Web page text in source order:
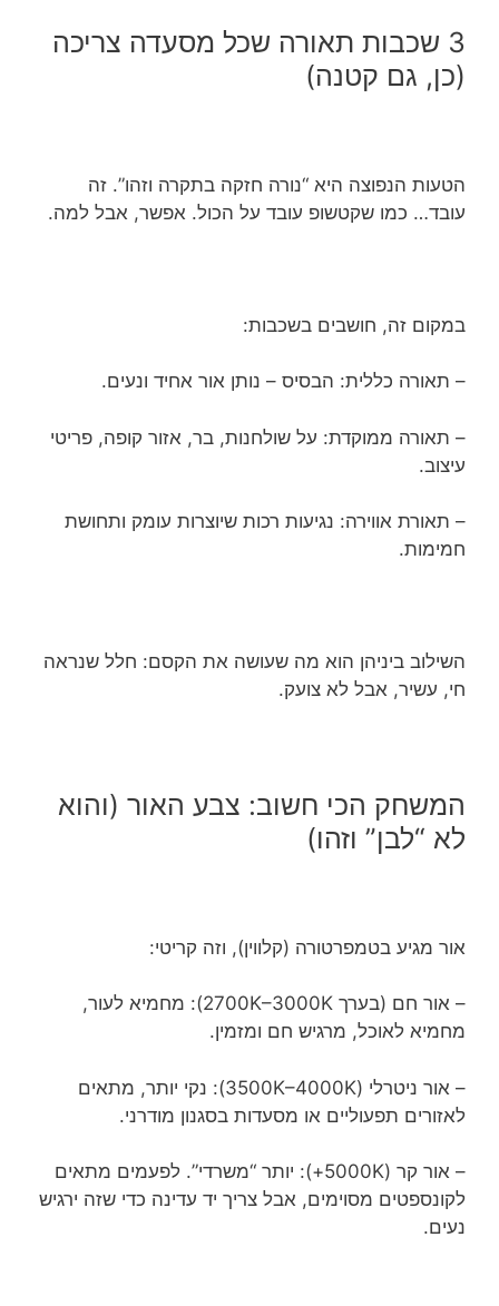
3 שכבות תאורה שכל מסעדה צריכה
(כן, גם קטנה)
הטעות הנפוצה היא “נורה חזקה בתקרה וזהו”. זה
עובד… כמו שקטשופ עובד על הכול. אפשר, אבל למה.
במקום זה, חושבים בשכבות:
– תאורה כללית: הבסיס – נותן אור אחיד ונעים.
– תאורה ממוקדת: על שולחנות, בר, אזור קופה, פריטי
עיצוב.
– תאורת אווירה: נגיעות רכות שיוצרות עומק ותחושת
חמימות.
השילוב ביניהן הוא מה שעושה את הקסם: חלל שנראה
חי, עשיר, אבל לא צועק.
המשחק הכי חשוב: צבע האור (והוא
לא “לבן” וזהו)
אור מגיע בטמפרטורה (קלווין), וזה קריטי:
– אור חם (בערך 2700K–3000K): מחמיא לעור,
מחמיא לאוכל, מרגיש חם ומזמין.
– אור ניטרלי (3500K–4000K): נקי יותר, מתאים
לאזורים תפעוליים או מסעדות בסגנון מודרני.
– אור קר (5000K+): יותר “משרדי”. לפעמים מתאים
לקונספטים מסוימים, אבל צריך יד עדינה כדי שזה ירגיש
נעים.